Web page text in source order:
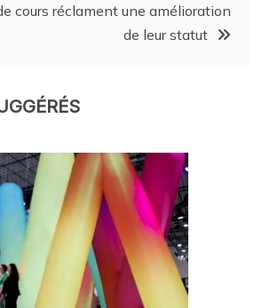
cours réclament une amélioration
de leur statut